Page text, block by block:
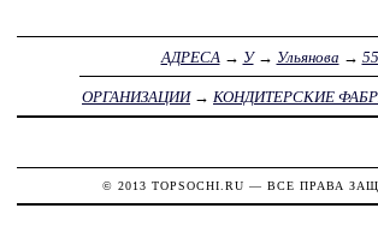
АДРЕСА → У→ Ульянова → 55
ОРГАНИЗАЦИИ→ КОНДИТЕРСКИЕ
© 2013 TOPSOCHI.RU — ВСЕ ПРАВА